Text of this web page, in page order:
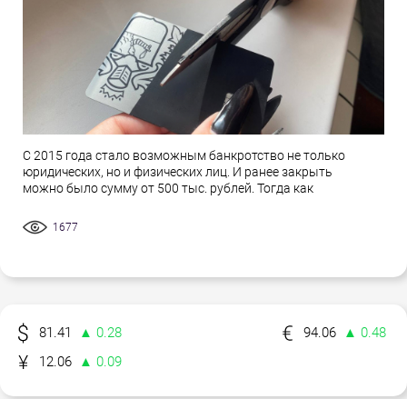
С 2015 года стало возможным банкротство не только
юридических, но и физических лиц. И ранее закрыть
можно было сумму от 500 тыс. рублей. Тогда как
1677
81.41 ▲ 0.28 94.06
▲ 0.48
12.06
▲ 0.09